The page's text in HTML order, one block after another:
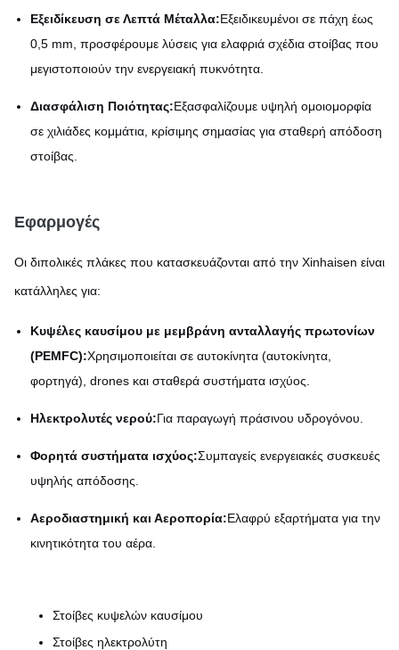
Εξειδίκευση σε Λεπτά Μέταλλα:Εξειδικευμένοι σε πάχη έως
0,5 mm, προσφέρουμε λύσεις για ελαφριά σχέδια στοίβας που
μεγιστοποιούν την ενεργειακή πυκνότητα.
Διασφάλιση Ποιότητας:Εξασφαλίζουμε υψηλή ομοιομορφία
σε χιλιάδες κομμάτια, κρίσιμης σημασίας για σταθερή απόδοση
στοίβας.
Εφαρμογές
Οι διπολικές πλάκες που κατασκευάζονται από την Xinhaisen είναι
κατάλληλες για:
Κυψέλες καυσίμου με μεμβράνη ανταλλαγής πρωτονίων
(PEMFC):Χρησιμοποιείται σε αυτοκίνητα (αυτοκίνητα,
φορτηγά), drones και σταθερά συστήματα ισχύος.
Ηλεκτρολυτές νερού:Για παραγωγή πράσινου υδρογόνου.
Φορητά συστήματα ισχύος:Συμπαγείς ενεργειακές συσκευές
υψηλής απόδοσης.
Αεροδιαστημική και Αεροπορία:Ελαφρύ εξαρτήματα για την
κινητικότητα του αέρα.
Στοίβες κυψελών καυσίμου
Στοίβες ηλεκτρολύτη